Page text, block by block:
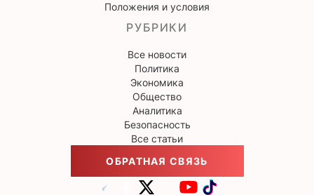
Положения и условия
РУБРИКИ
Все новости
Политика
Экономика
Общество
Аналитика
Безопасность
Все статьи
ОБРАТНАЯ СВЯЗЬ